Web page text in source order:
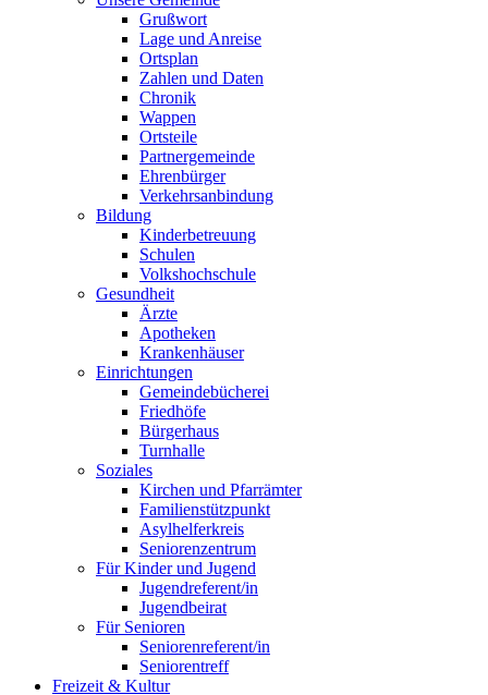
Grußwort
Lage und Anreise
Ortsplan
Zahlen und Daten
Chronik
Wappen
Ortsteile
Partnergemeinde
Ehrenbürger
Verkehrsanbindung
Bildung
Kinderbetreuung
Schulen
Volkshochschule
Gesundheit
Ärzte
Apotheken
Krankenhäuser
Einrichtungen
Gemeindebücherei
Friedhöfe
Bürgerhaus
Turnhalle
Soziales
Kirchen und Pfarrämter
Familienstützpunkt
Asylhelferkreis
Seniorenzentrum
Für Kinder und Jugend
Jugendreferent/in
Jugendbeirat
Für Senioren
Seniorenreferent/in
Seniorentreff
Freizeit & Kultur